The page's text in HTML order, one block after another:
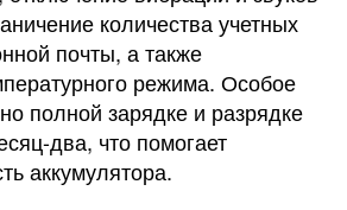
количества учетных
почты, а также
режима. Особое
полной зарядке и разрядке
два, что помогает
аккумулятора.